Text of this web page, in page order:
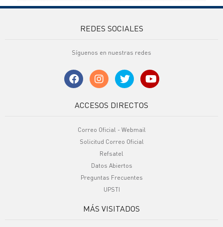
REDES SOCIALES
Síguenos en nuestras redes
ACCESOS DIRECTOS
Correo Oficial - Webmail
Solicitud Correo Oficial
Refsatel
Datos Abiertos
Preguntas Frecuentes
UPSTI
MÁS VISITADOS